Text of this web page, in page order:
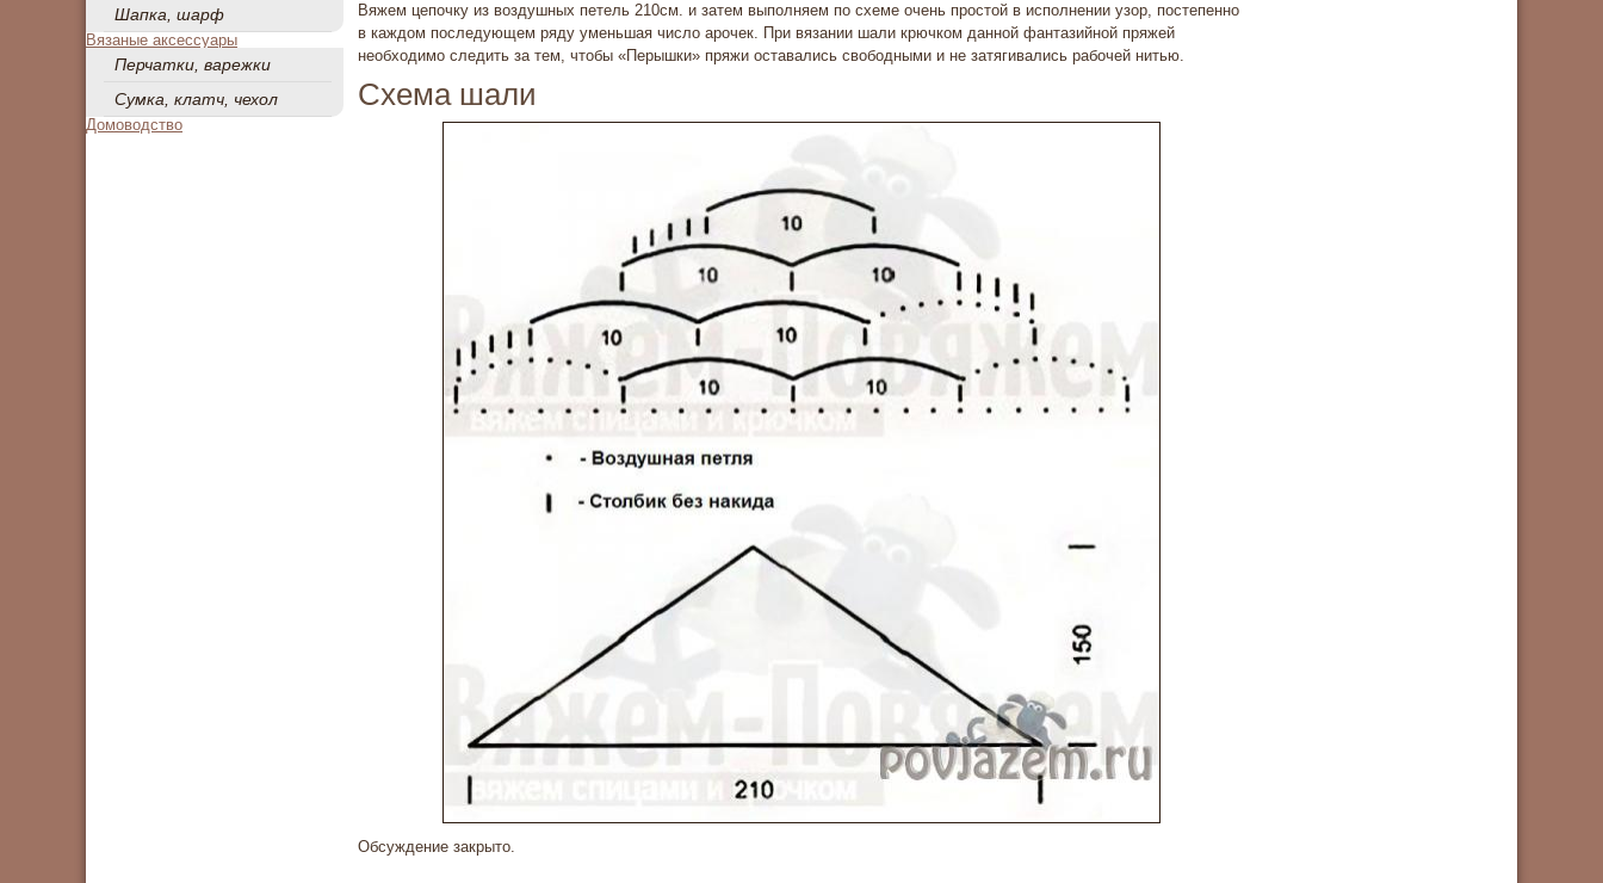
Шапка, шарф
Вязаные аксессуары
Перчатки, варежки
Сумка, клатч, чехол
Домоводство
Вяжем цепочку из воздушных петель 210см. и затем выполняем по схеме очень простой в исполнении узор, постепенно
в каждом последующем ряду уменьшая число арочек. При вязании шали крючком данной фантазийной пряжей
необходимо следить за тем, чтобы «Перышки» пряжи оставались свободными и не затягивались рабочей нитью.
Схема шали
Обсуждение закрыто.